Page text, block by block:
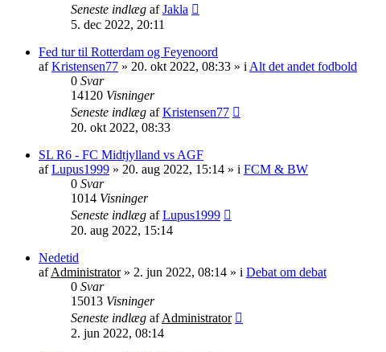
Seneste indlæg afJakla
5. dec 2022, 20:11
Fed tur til Rotterdam og Feyenoord
afKristensen77 » 20. okt 2022, 08:33 » i Alt det andet fodbold
0 Svar
14120 Visninger
Seneste indlæg afKristensen77
20. okt 2022, 08:33
SL R6 - FC Midtjylland vs AGF
afLupus1999 » 20. aug 2022, 15:14 » i FCM & BW
0 Svar
1014 Visninger
Seneste indlæg afLupus1999
20. aug 2022, 15:14
Nedetid
afAdministrator» 2. jun 2022, 08:14 » i Debat om debat
0 Svar
15013 Visninger
Seneste indlæg afAdministrator
2. jun 2022, 08:14